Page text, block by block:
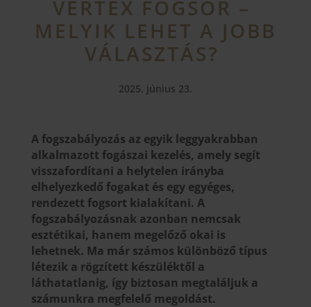
VERTEX FOGSOR –
MELYIK LEHET A JOBB
VÁLASZTÁS?
2025. június 23.
A fogszabályozás az egyik leggyakrabban
alkalmazott fogászai kezelés, amely segít
visszafordítani a helytelen irányba
elhelyezkedő fogakat és egy egyéges,
rendezett fogsort kialakítani. A
fogszabályozásnak azonban nemcsak
esztétikai, hanem megelőző okai is
lehetnek. Ma már számos különböző típus
létezik a rögzített készüléktől a
láthatatlanig, így biztosan megtaláljuk a
számunkra megfelelő megoldást.